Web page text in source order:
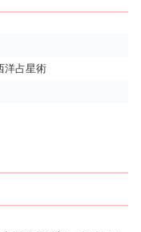
洋占星術